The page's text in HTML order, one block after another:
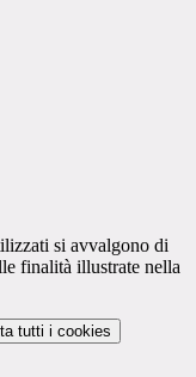
si avvalgono di
finalità illustrate nella
tutti i cookies